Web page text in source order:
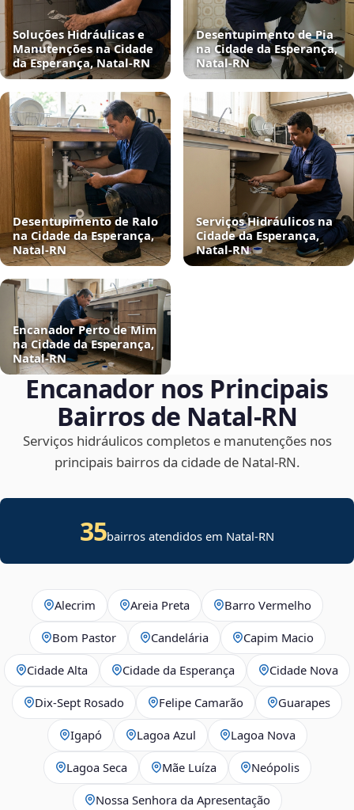
Soluções Hidráulicas e
Manutenções na Cidade
da Esperança, Natal‑RN
Desentupimento de Pia
na Cidade da Esperança,
Natal‑RN
Desentupimento de Ralo
na Cidade da Esperança,
Natal‑RN
Serviços Hidráulicos na
Cidade da Esperança,
Natal‑RN
Encanador Perto de Mim
na Cidade da Esperança,
Natal‑RN
Encanador nos Principais
Bairros de Natal‑RN
Serviços hidráulicos completos e manutenções nos
principais bairros da cidade de Natal‑RN.
35bairros atendidos em Natal-RN
Alecrim Areia Preta Barro Vermelho
Bom Pastor Candelária Capim Macio
Cidade Alta Cidade da Esperança Cidade Nova
Dix‑Sept Rosado Felipe Camarão Guarapes
Igapó Lagoa Azul Lagoa Nova
Lagoa Seca Mãe Luíza Neópolis
Nossa Senhora da Apresentação